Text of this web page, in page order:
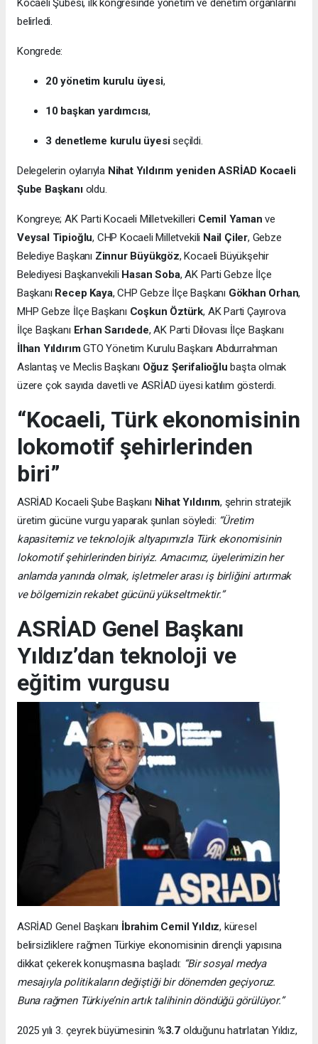
belirledi.
Kongrede:
20 yönetim kurulu üyesi,
10 başkan yardımcısı,
3 denetleme kurulu üyesiseçildi.
Delegelerin oylarıyla Nihat Yıldırım yeniden ASRİAD Kocaeli
Şube Başkanıoldu.
Kongreye; AK Parti Kocaeli Milletvekilleri Cemil Yaman ve
Veysal Tipioğlu, CHP Kocaeli Milletvekili Nail Çiler, Gebze
Belediye Başkanı Zinnur Büyükgöz, Kocaeli Büyükşehir
Belediyesi Başkanvekili Hasan Soba, AK Parti Gebze İlçe
Başkanı Recep Kaya, CHP Gebze İlçe Başkanı Gökhan Orhan,
MHP Gebze İlçe Başkanı Coşkun Öztürk, AK Parti Çayırova
İlçe Başkanı Erhan Sarıdede, AK Parti Dilovası İlçe Başkanı
İlhan YıldırımGTO Yönetim Kurulu Başkanı Abdurrahman
Aslantaş ve Meclis Başkanı Oğuz Şerifalioğlu başta olmak
üzere çok sayıda davetli ve ASRİAD üyesi katılım gösterdi.
“Kocaeli, Türk ekonomisinin
lokomotif şehirlerinden
biri”
ASRİAD Kocaeli Şube Başkanı Nihat Yıldırım, şehrin stratejik
üretim gücüne vurgu yaparak şunları söyledi: “Üretim
kapasitemiz ve teknolojik altyapımızla Türk ekonomisinin
lokomotif şehirlerinden biriyiz. Amacımız, üyelerimizin her
anlamda yanında olmak, işletmeler arası iş birliğini artırmak
ve bölgemizin rekabet gücünü yükseltmektir.”
ASRİAD Genel Başkanı
Yıldız’dan teknoloji ve
eğitim vurgusu
ASRİAD Genel Başkanı İbrahim Cemil Yıldız, küresel
belirsizliklere rağmen Türkiye ekonomisinin dirençli yapısına
dikkat çekerek konuşmasına başladı: “Bir sosyal medya
mesajıyla politikaların değiştiği bir dönemden geçiyoruz.
Buna rağmen Türkiye’nin artık talihinin döndüğü görülüyor.”
2025 yılı 3. çeyrek büyümesinin %3.7 olduğunu hatırlatan Yıldız,